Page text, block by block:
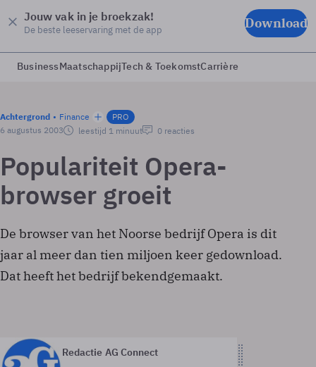
Jouw vak in je broekzak!
De beste leeservaring met de app Download
BusinessMaatschappijTech & ToekomstCarrière
Achtergrond Finance
PRO
6 augustus 2003
leestijd 1 minuut 0 reacties
Populariteit Opera-
browser groeit
De browser van het Noorse bedrijf Opera is dit
jaar al meer dan tien miljoen keer gedownload.
Dat heeft het bedrijf bekendgemaakt.
Redactie AG Connect